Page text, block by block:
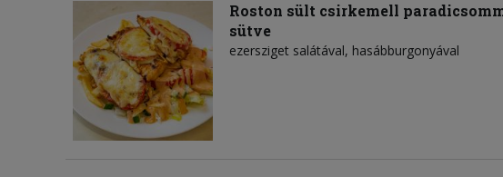
Roston sült csirkemell
sütve
ezersziget salátával, hasábburgonyával